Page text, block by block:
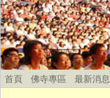
首頁 佛寺專區 最新消息